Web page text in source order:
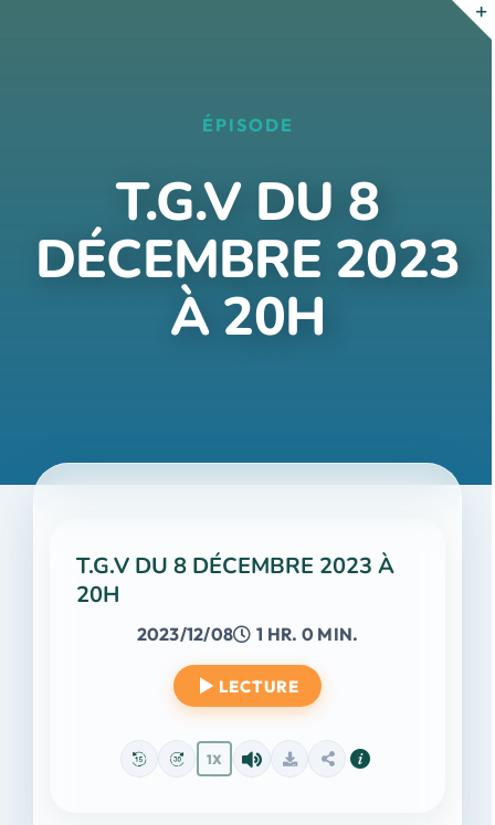
ÉPISODE
T.G.V DU 8
DÉCEMBRE 2023
À 20H
T.G.V DU 8 DÉCEMBRE 2023 À
20H
2023/12/08 1 HR. 0 MIN.
LECTURE
1X